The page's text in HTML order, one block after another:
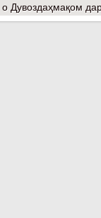
о Дувоздаҳмақом